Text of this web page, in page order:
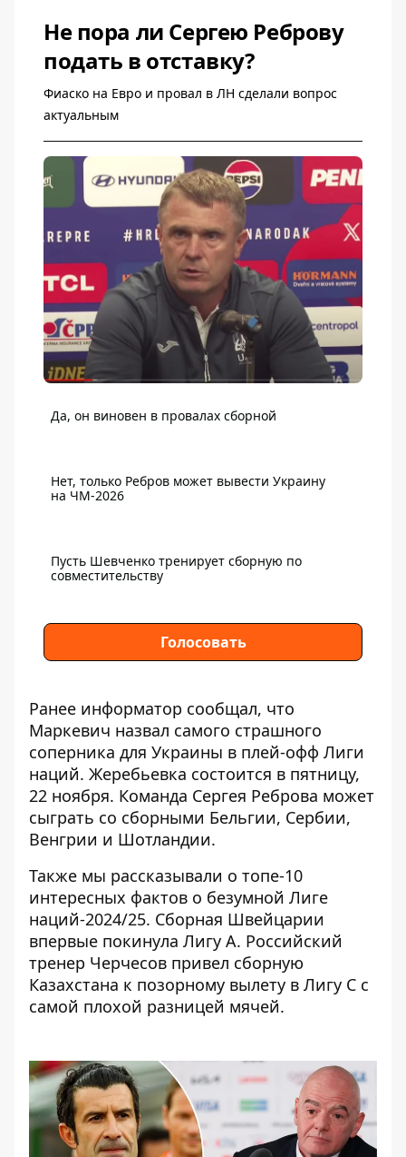
Не пора ли Сергею Реброву
подать в отставку?
Фиаско на Евро и провал в ЛН сделали вопрос
актуальным
Да, он виновен в провалах сборной
Нет, только Ребров может вывести Украину
на ЧМ-2026
Пусть Шевченко тренирует сборную по
совместительству
Голосовать
Ранее информатор сообщал, что
Маркевич назвал самого страшного
соперника для Украины в плей-офф Лиги
наций. Жеребьевка состоится в пятницу,
22 ноября. Команда Сергея Реброва может
сыграть со сборными Бельгии, Сербии,
Венгрии и Шотландии.
Также мы рассказывали о топе-10
интересных фактов о безумной Лиге
наций-2024/25. Сборная Швейцарии
впервые покинула Лигу А. Российский
тренер Черчесов привел сборную
Казахстана к позорному вылету в Лигу С с
самой плохой разницей мячей.